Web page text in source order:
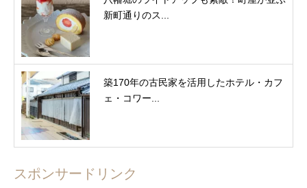
新町通りのス...
築170年の古民家を活用したホテル・カフ
ェ・コワー...
スポンサードリンク